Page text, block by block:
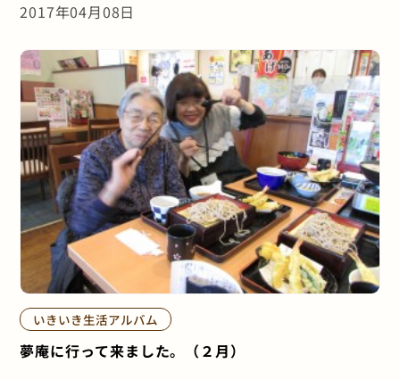
2017年04月08日
いきいき生活アルバム
夢庵に行って来ました。（２月）